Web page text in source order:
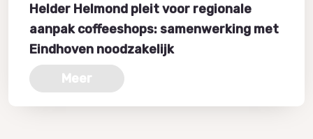
Helder Helmond pleit voor regionale
aanpak coffeeshops: samenwerking met
Eindhoven noodzakelijk
Meer